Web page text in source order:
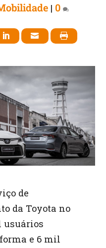
| 0
de
da Toyota no
usuários
e 6 mil